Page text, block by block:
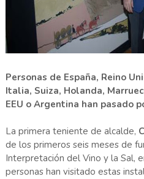
Personas de España, Reino
Italia, Suiza, Holanda,
EEU o Argentina han pasado
La primera teniente de alcalde,
de los primeros seis meses de
Interpretación del Vino y la Sal,
personas han visitado estas